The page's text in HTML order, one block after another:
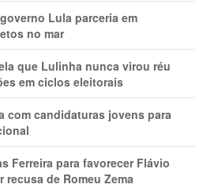
Lula parceria em
no mar
que Lulinha nunca virou réu
em ciclos eleitorais
com candidaturas jovens para
Ferreira para favorecer Flávio
de Romeu Zema